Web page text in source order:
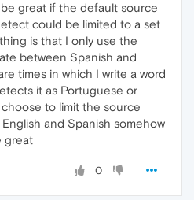
great if the default source
could be limited to a set
is that I only use the
between Spanish and
times in which I write a word
it as Portuguese or
to limit the source
and Spanish somehow
great
0